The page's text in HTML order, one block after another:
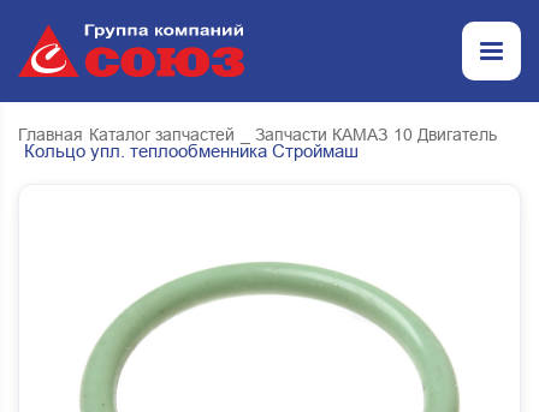
Главная Каталог запчастей _ Запчасти КАМАЗ 10 Двигатель
Кольцо упл. теплообменника Строймаш